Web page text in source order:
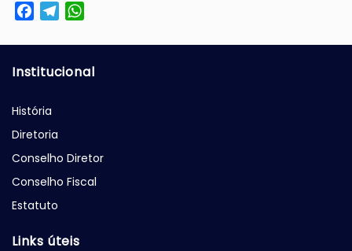
FacebookTelegram
Institucional
História
Diretoria
Conselho Diretor
Conselho Fiscal
Estatuto
Links úteis